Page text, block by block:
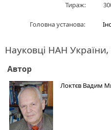
Тираж:
Головна установа:
Науковці НАН
Автор
Локтєв Вадим